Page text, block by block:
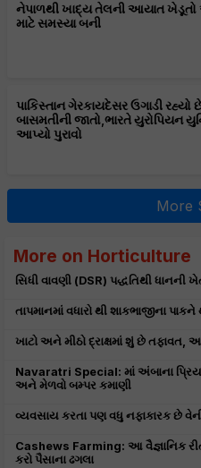
નેપાળથી ખાદ્ય તેલની આયાત
માટે સમસ્યા બની
પાકિસ્તાન ગેરકાયદેસર ઉગાડી રહ્યો
બાસમતીની જાતો,ભારતે યુરોપિયન
આપ્યો પુરાવો
More
More on Horticulture
સિધી વાવણી (DSR) પદ્ધતિથી ધાનની
તાપમાનમાં વધારો થી શાકભાજીના
ખાટો અને મીઠો દ્રાક્ષમાં શું છે
Navaratri Special: માં અંબાના
અને મેળવો બમ્પર કમાણી
વ્યવસાય કરતા પણ વધુ નફાકારક છે
Cashews Farming: આ વૈજ્ઞાનિક
કરો પૈસાના ઢગલા